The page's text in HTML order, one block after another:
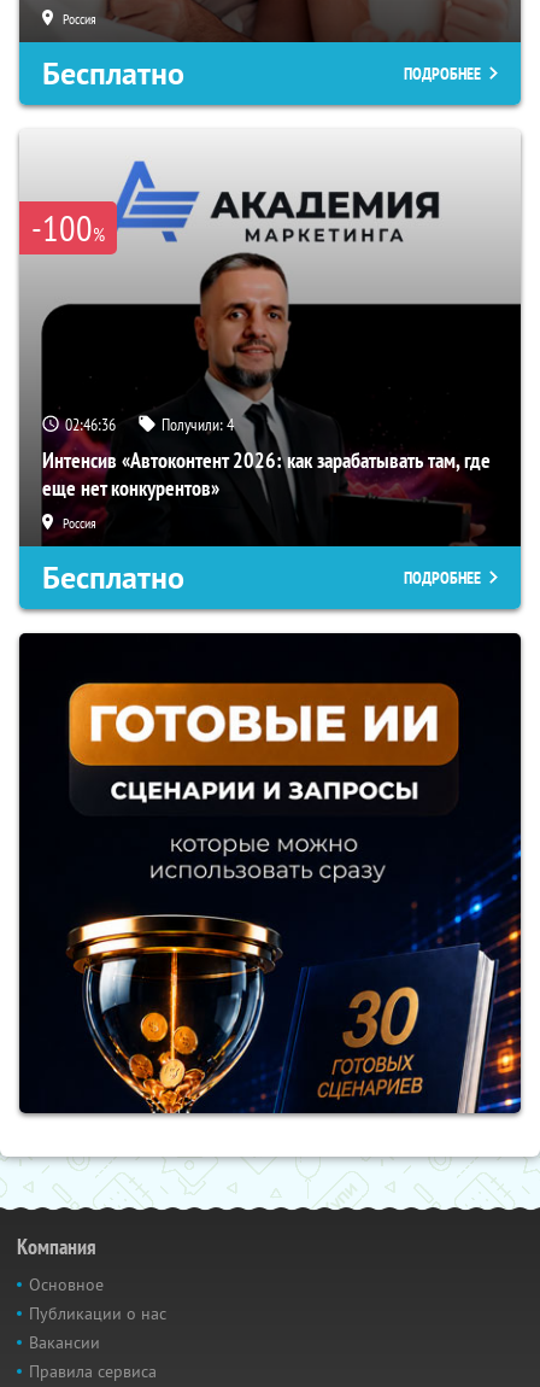
Россия
Бесплатно ПОДРОБНЕЕ
-100%
02:46:35 Получили:4
Интенсив «Автоконтент 2026: как зарабатывать там, где
еще нет конкурентов»
Россия
Бесплатно ПОДРОБНЕЕ
Компания
Основное
Публикации о нас
Вакансии
Правила сервиса